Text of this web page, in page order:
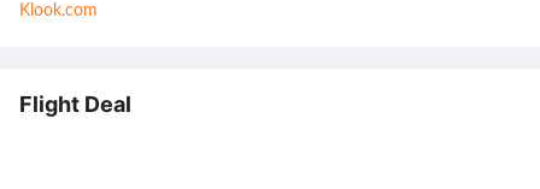
Klook.com
Flight Deal